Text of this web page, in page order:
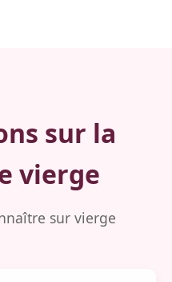
sur la
vierge
sur vierge